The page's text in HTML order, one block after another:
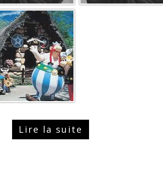
Lire la suite